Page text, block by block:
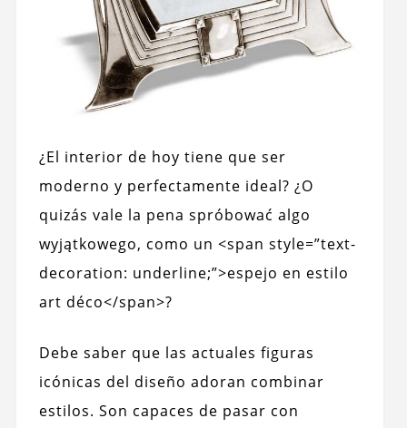
¿El interior de hoy tiene que ser
moderno y perfectamente ideal? ¿O
quizás vale la pena spróbować algo
wyjątkowego, como un <span style=”text-
decoration: underline;”>espejo en estilo
art déco</span>?
Debe saber que las actuales figuras
icónicas del diseño adoran combinar
estilos. Son capaces de pasar con